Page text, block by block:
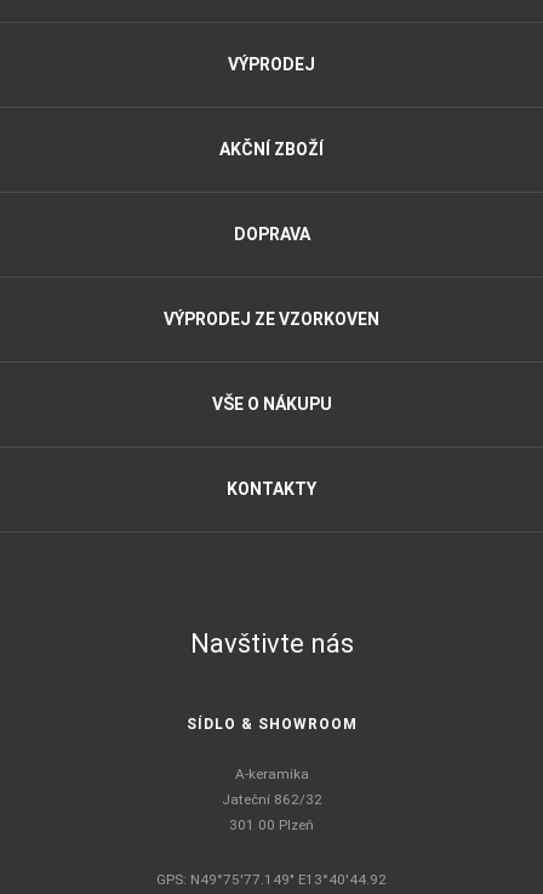
VÝPRODEJ
AKČNÍ ZBOŽÍ
DOPRAVA
VÝPRODEJ ZE VZORKOVEN
VŠE O NÁKUPU
KONTAKTY
Navštivte nás
SÍDLO & SHOWROOM
A-keramika
Jateční 862/32
301 00 Plzeň
GPS: N49°75'77.149" E13°40'44.92